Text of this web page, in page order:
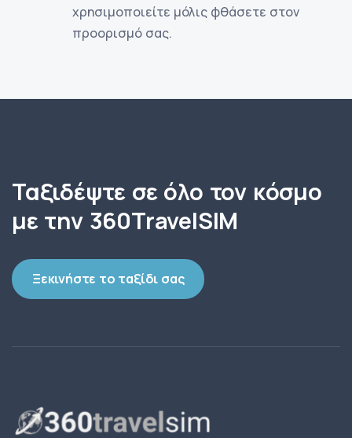
χρησιμοποιείτε μόλις φθάσετε στον
προορισμό σας.
Ταξιδέψτε σε όλο τον κόσμο
με την 360TravelSIM
Ξεκινήστε το ταξίδι σας